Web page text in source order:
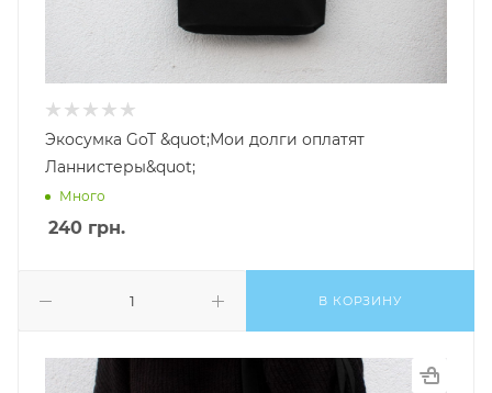
Экосумка GoT &quot;Мои долги оплатят
Ланнистеры&quot;
Много
240 грн.
В КОРЗИНУ